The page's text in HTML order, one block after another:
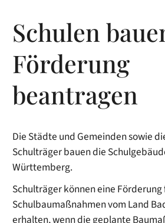
Schulen
Förderung
beantragen
Die Städte und Gemeinden sowie
Schulträger bauen die
Württemberg.
Schulträger können eine Förderung
Schulbaumaßnahmen vom Land
erhalten, wenn die geplante